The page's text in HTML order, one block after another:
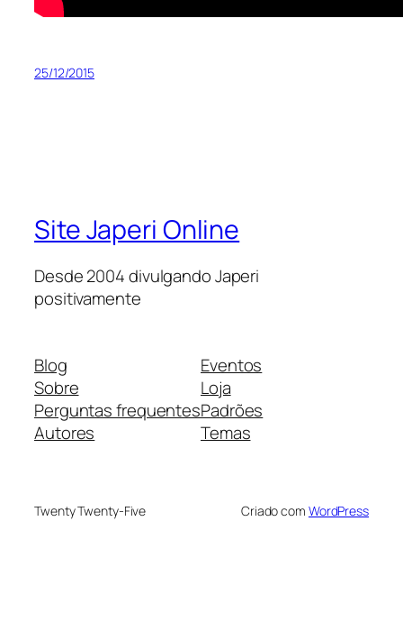
25/12/2015
Site Japeri Online
Desde 2004 divulgando Japeri
positivamente
Blog
Sobre
Perguntas frequentes
Autores
Eventos
Loja
Padrões
Temas
Twenty Twenty-Five Criado com WordPress